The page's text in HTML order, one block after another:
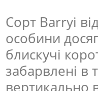
Сорт Barryi
особини
блискучі
забарвлені в
вертикально